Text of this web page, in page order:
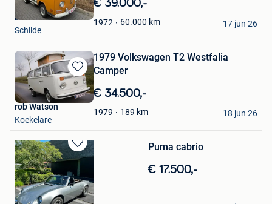
Mijn
Favorieten
€ 39.000,-
1972 60.000 km
bernard
Schilde
17 jun 26
Bewaren
in
Mijn
Favorieten
1979 Volkswagen T2 Westfalia
Camper
€ 34.500,-
1979 189 km
rob Watson
Koekelare
18 jun 26
Bewaren
in
Mijn
Favorieten
Puma cabrio
€ 17.500,-
Jens